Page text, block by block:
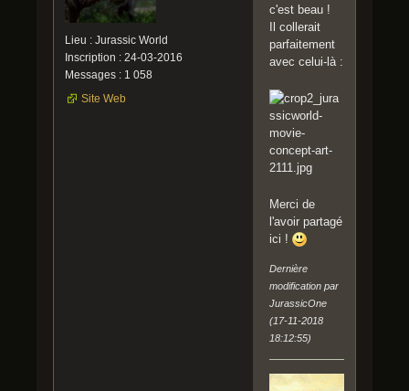
Lieu : Jurassic World
Inscription : 24-03-2016
Messages : 1 058
Site Web
c'est beau !
Il collerait
parfaitement
avec celui-là :
Merci de
l'avoir partagé
ici !
Dernière
modification par
JurassicOne
(17-11-2018
18:12:55)